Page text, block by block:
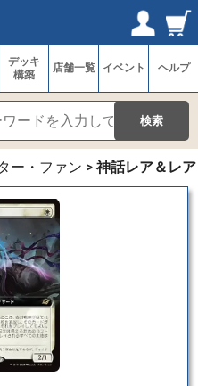
イン／会員登録
ページ
デッキ
構築
店舗一覧 イベント ヘルプ
ー・ファン > 神話レア＆レア